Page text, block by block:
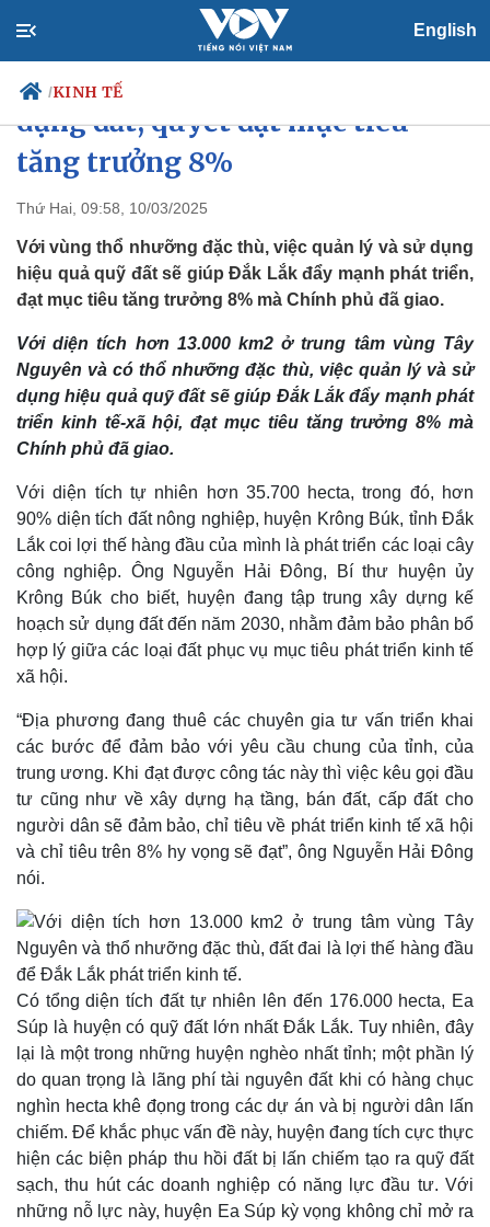
English
/KINH TẾ
Chính trị
Đảng
Tổ chức nhân sự
Quốc hội
Nhận diện sự thật
Tin 24h
Dự báo thời tiết
Giáo dục
Dấu ấn VOV
Biển đảo
Thế giới
Quan sát
Cuộc sống đó đây
Hồ sơ
Multimedia
Video
Ảnh
E-Magazine
Infographic
Đắk Lắk nâng cao hiệu quả sử
dụng đất, quyết đạt mục tiêu
tăng trưởng 8%
Thứ Hai, 09:58, 10/03/2025
Với vùng thổ nhưỡng đặc thù, việc quản lý và sử dụng
hiệu quả quỹ đất sẽ giúp Đắk Lắk đẩy mạnh phát triển,
đạt mục tiêu tăng trưởng 8% mà Chính phủ đã giao.
Với diện tích hơn 13.000 km2 ở trung tâm vùng Tây
Nguyên và có thổ nhưỡng đặc thù, việc quản lý và sử
dụng hiệu quả quỹ đất sẽ giúp Đắk Lắk đẩy mạnh phát
triển kinh tế-xã hội, đạt mục tiêu tăng trưởng 8% mà
Chính phủ đã giao.
Với diện tích tự nhiên hơn 35.700 hecta, trong đó, hơn
90% diện tích đất nông nghiệp, huyện Krông Búk, tỉnh Đắk
Lắk coi lợi thế hàng đầu của mình là phát triển các loại cây
công nghiệp. Ông Nguyễn Hải Đông, Bí thư huyện ủy
Krông Búk cho biết, huyện đang tập trung xây dựng kế
hoạch sử dụng đất đến năm 2030, nhằm đảm bảo phân bổ
hợp lý giữa các loại đất phục vụ mục tiêu phát triển kinh tế
xã hội.
“Địa phương đang thuê các chuyên gia tư vấn triển khai
các bước để đảm bảo với yêu cầu chung của tỉnh, của
trung ương. Khi đạt được công tác này thì việc kêu gọi đầu
tư cũng như về xây dựng hạ tầng, bán đất, cấp đất cho
người dân sẽ đảm bảo, chỉ tiêu về phát triển kinh tế xã hội
và chỉ tiêu trên 8% hy vọng sẽ đạt”, ông Nguyễn Hải Đông
nói.
Có tổng diện tích đất tự nhiên lên đến 176.000 hecta, Ea
Súp là huyện có quỹ đất lớn nhất Đắk Lắk. Tuy nhiên, đây
lại là một trong những huyện nghèo nhất tỉnh; một phần lý
do quan trọng là lãng phí tài nguyên đất khi có hàng chục
nghìn hecta khê đọng trong các dự án và bị người dân lấn
chiếm. Để khắc phục vấn đề này, huyện đang tích cực thực
hiện các biện pháp thu hồi đất bị lấn chiếm tạo ra quỹ đất
sạch, thu hút các doanh nghiệp có năng lực đầu tư. Với
những nỗ lực này, huyện Ea Súp kỳ vọng không chỉ mở ra